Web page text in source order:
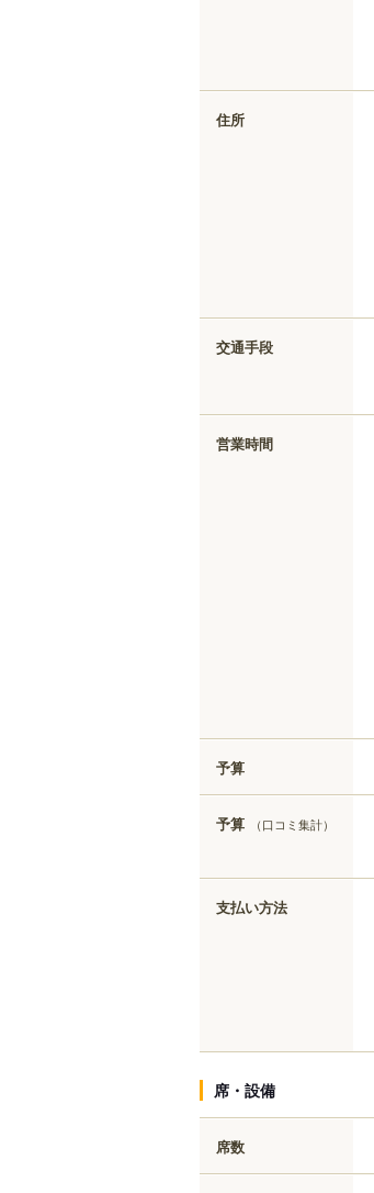
住所
交通手段
営業時間
予算
予算 （口コミ集計）
支払い方法
席・設備
席数